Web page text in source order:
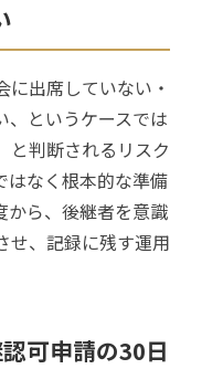
出席していない・
、というケースでは
と判断されるリスク
はなく根本的な準備
から、後継者を意識
せ、記録に残す運用
可申請の30日